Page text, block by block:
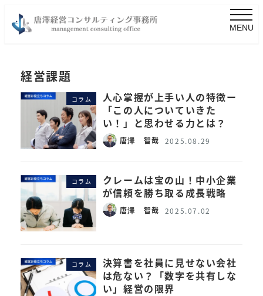
MENU
経営課題
コラム
人心掌握が上手い人の特徴ー
「この人についていきた
い！」と思わせる力とは？
唐澤 智哉 2025.08.29
コラム
クレームは宝の山！中小企業
が信頼を勝ち取る成長戦略
唐澤 智哉 2025.07.02
コラム
決算書を社員に見せない会社
は危ない？「数字を共有しな
い」経営の限界